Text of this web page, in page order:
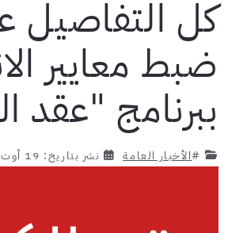
كل التفاصيل
ضبط معايير
ببرنامج "عقد
#الأخبار العامة نشر بتاريخ: 19 أوت 2017